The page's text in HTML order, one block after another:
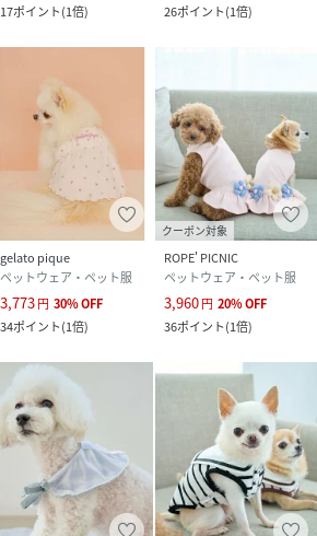
17ポイント(1倍)
26ポイント(1倍)
gelato pique
ペットウェア・ペット服
3,773円 30%OFF
34ポイント(1倍)
クーポン対象
ROPE' PICNIC
ペットウェア・ペット服
3,960円 20%OFF
36ポイント(1倍)